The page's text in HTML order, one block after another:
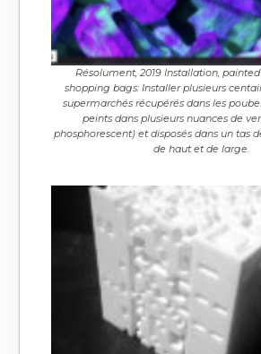
Résolument, 2019 Installation,
shopping bags: Installer plusieurs
supermarchés récupérés dans les
peints dans plusieurs nuances de
phosphorescent) et disposés dans un tas
de haut et de large.